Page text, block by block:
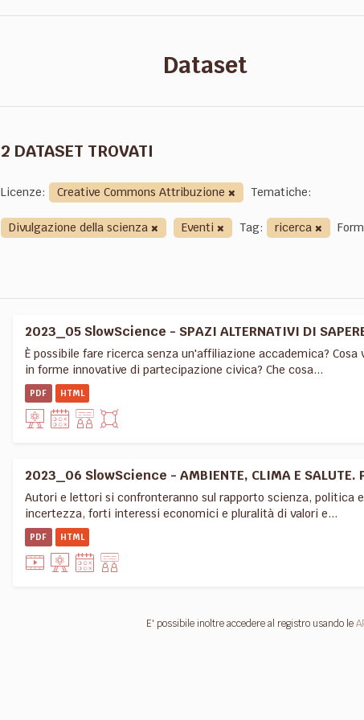
Dataset
2 DATASET TROVATI
Licenze: Creative Commons Attribuzione
Tematiche:
Divulgazione della scienza
Eventi Tag: ricerca
2023_05 SlowScience - SPAZI ALTERNATIVI DI
È possibile fare ricerca senza un'affiliazione accademica?
in forme innovative di partecipazione civica? Che cosa...
PDF HTML
2023_06 SlowScience - AMBIENTE, CLIMA E SALUTE.
Autori e lettori si confronteranno sul rapporto scienza,
incertezza, forti interessi economici e pluralità di valori e...
PDF HTML
E' possibile inoltre accedere al registro usando le